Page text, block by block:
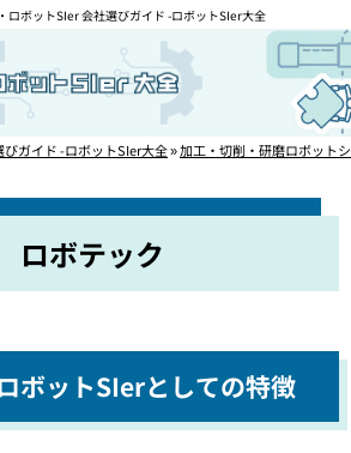
ロボットSIer 会社選びガイド -ロボットSIer大全
ガイド -ロボットSIer大全»加工・切削・研磨ロボット
ロボテック
ボットSIerとしての特徴